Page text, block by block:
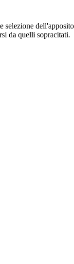
da quelli sopracitati.